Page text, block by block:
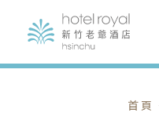
首頁